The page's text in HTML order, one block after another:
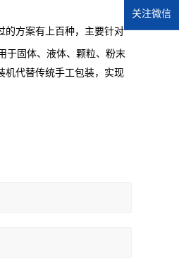
的方案有上百种，主要针对
于固体、液体、颗粒、粉末
机代替传统手工包装，实现
关注微信